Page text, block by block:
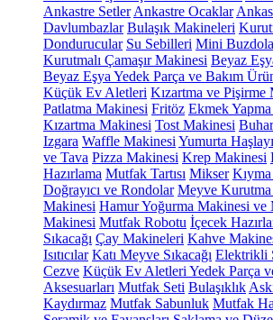
Ankastre Setler Ankastre Ocaklar
Davlumbazlar Bulaşık Makineleri
Dondurucular Su Sebilleri Mini
Kurutmalı Çamaşır Makinesi Beyaz
Beyaz Eşya Yedek Parça ve Bakım
Küçük Ev Aletleri Kızartma ve Pişirme
Patlatma Makinesi Fritöz Ekmek
Kızartma Makinesi Tost Makinesi
Izgara Waffle Makinesi Yumurta
ve Tava Pizza Makinesi Krep Makinesi
Hazırlama Mutfak Tartısı Mikser
Doğrayıcı ve Rondolar Meyve
Makinesi Hamur Yoğurma Makinesi ve
Makinesi Mutfak Robotu İçecek
Sıkacağı Çay Makineleri Kahve
Isıtıcılar Katı Meyve Sıkacağı Elektrikli
Cezve Küçük Ev Aletleri Yedek Parça
Aksesuarları Mutfak Seti Bulaşıklık
Kaydırmaz Mutfak Sabunluk Mutfak